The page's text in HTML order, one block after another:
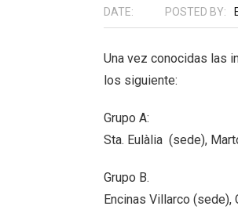
DATE: POSTED BY:
Una vez conocidas las
los siguiente:
Grupo A:
Sta. Eulàlia (sede),
Grupo B.
Encinas Villarco